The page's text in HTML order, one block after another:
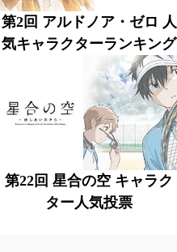
第2回 アルドノア・ゼロ 人
気キャラクターランキング
第22回 星合の空 キャラク
ター人気投票